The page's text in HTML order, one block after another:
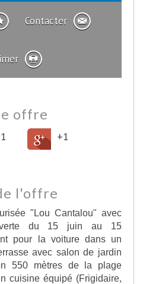
Contacter
offre
+1
l'offre
"Lou Cantalou" avec
du 15 juin au 15
pour la voiture dans un
avec salon de jardin
550 mètres de la plage
cuisine équipé (Frigidaire,